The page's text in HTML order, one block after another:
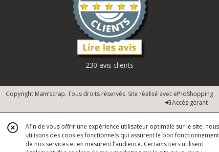
230 avis clients
Copyright Mam’scrap. Tous droits réservés. Site réalisé avec eProShopping
Accès gérant
Afin de vous offrir une expérience utilisateur optimale sur le site, nous
utilisons des cookies fonctionnels qui assurent le bon fonctionnement
de nos services et en mesurent l’audience. Certains tiers utilisent